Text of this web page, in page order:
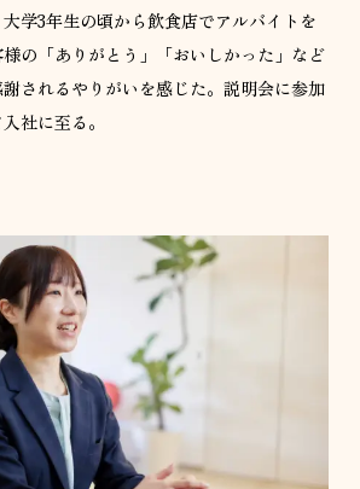
学3年生の頃から飲食店でアルバイトを
の「ありがとう」「おいしかった」など
されるやりがいを感じた。説明会に参加
社に至る。